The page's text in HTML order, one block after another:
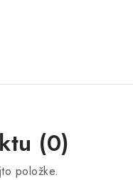
(0)
položke.